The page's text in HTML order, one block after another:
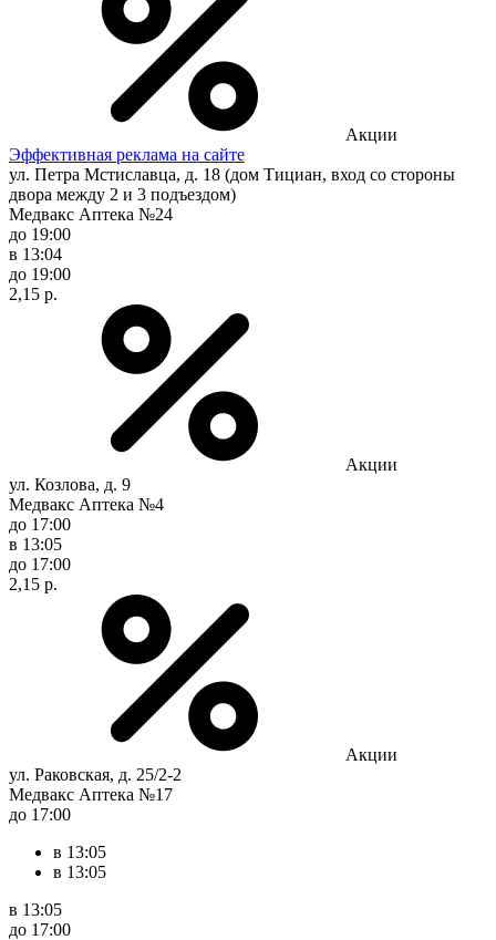
Акции
Эффективная реклама на сайте
ул. Петра Мстиславца, д. 18 (дом Тициан, вход со стороны
двора между 2 и 3 подъездом)
Медвакс Аптека №24
до 19:00
в 13:04
до 19:00
2,15 р.
Акции
ул. Козлова, д. 9
Медвакс Аптека №4
до 17:00
в 13:05
до 17:00
2,15 р.
Акции
ул. Раковская, д. 25/2-2
Медвакс Аптека №17
до 17:00
в 13:05
в 13:05
в 13:05
до 17:00